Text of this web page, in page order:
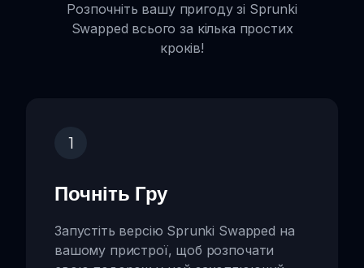
Розпочніть вашу пригоду зі Sprunki
Swapped всього за кілька простих
кроків!
1
Почніть Гру
Запустіть версію Sprunki Swapped на
вашому пристрої, щоб розпочати